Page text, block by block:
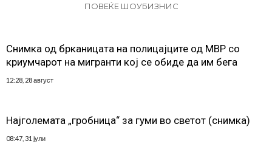
ПОВЕЌЕ ШОУБИЗНИС
Снимка од брканицата на полицајците од МВР со
криумчарот на мигранти кој се обиде да им бега
12:28, 28 август
Најголемата „гробница“ за гуми во светот (снимка)
08:47, 31 јули